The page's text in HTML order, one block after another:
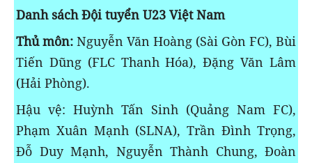
Danh sách Đội tuyển U23 Việt Nam
Thủ môn: Nguyễn Văn Hoàng (Sài Gòn FC), Bùi
Tiến Dũng (FLC Thanh Hóa), Đặng Văn Lâm
(Hải Phòng).
Hậu vệ: Huỳnh Tấn Sinh (Quảng Nam FC),
Phạm Xuân Mạnh (SLNA), Trần Đình Trọng,
Đỗ Duy Mạnh, Nguyễn Thành Chung, Đoàn